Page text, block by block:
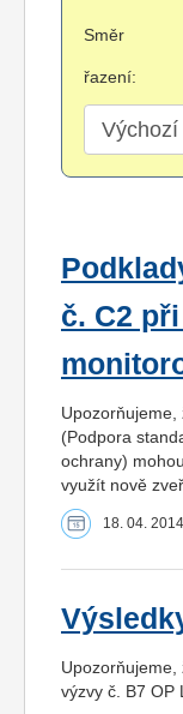
Směr
řazení:
č. C2
Upozorňujeme,
(Podpora
ochrany)
využít nově
18. 04. 2014
Upozorňujeme,
výzvy č. B7 OP